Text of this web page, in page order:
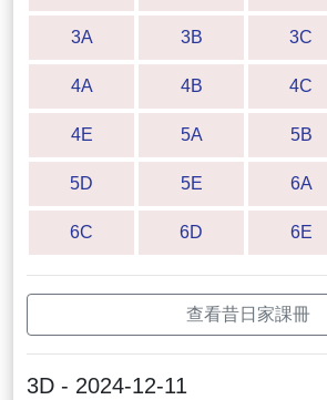
3A 3B 3C
4A 4B 4C
4E 5A 5B
5D 5E 6A
6C 6D 6E
查看昔日家課冊
3D - 2024-12-11